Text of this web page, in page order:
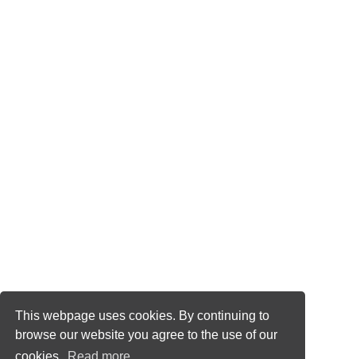
This webpage uses cookies. By continuing to
browse our website you agree to the use of our